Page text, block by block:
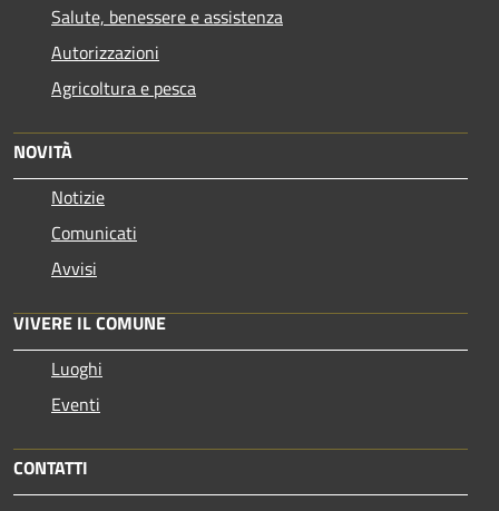
Salute, benessere e assistenza
Autorizzazioni
Agricoltura e pesca
NOVITÀ
Notizie
Comunicati
Avvisi
VIVERE IL COMUNE
Luoghi
Eventi
CONTATTI